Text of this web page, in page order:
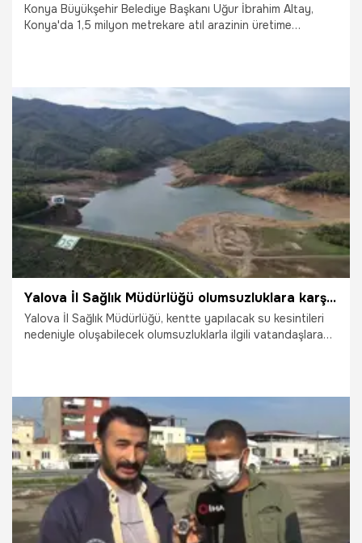
Konya Büyükşehir Belediye Başkanı Uğur İbrahim Altay,
Konya'da 1,5 milyon metrekare atıl arazinin üretime
5.12.2025 Konya
Yalova İl Sağlık Müdürlüğü olumsuzluklara karşı vatandaşlara uyarılarda bulunuldu.
Yalova İl Sağlık Müdürlüğü, kentte yapılacak su kesintileri
nedeniyle oluşabilecek olumsuzluklarla ilgili vatandaşlara
26.11.2025 Gündem